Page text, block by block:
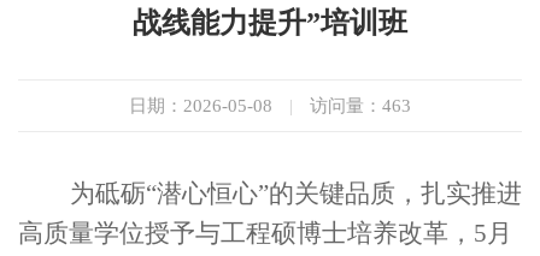
战线能力提升”培训班
日期：2026-05-08 | 访问量： 463
为砥砺“潜心恒心”的关键品质，扎实推进
高质量学位授予与工程硕博士培养改革， 5 月